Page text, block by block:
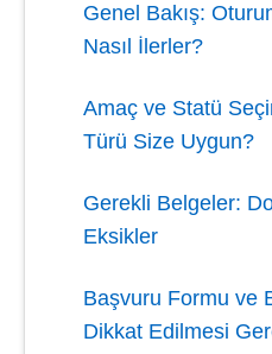
Genel Bakış:
Nasıl İlerler?
Amaç ve Statü
Türü Size Uygun?
Gerekli Belgeler:
Eksikler
Başvuru Formu ve
Dikkat Edilmesi